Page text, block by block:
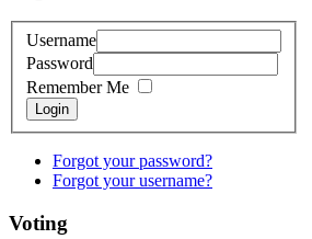
Username
Password
Remember Me
Login
Forgot your password?
Forgot your username?
Voting